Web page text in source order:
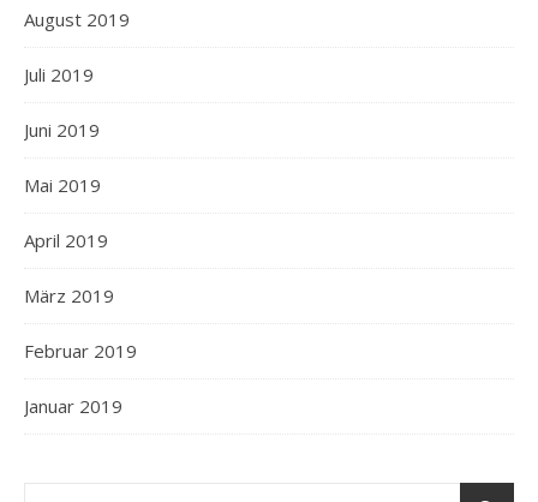
August 2019
Juli 2019
Juni 2019
Mai 2019
April 2019
März 2019
Februar 2019
Januar 2019